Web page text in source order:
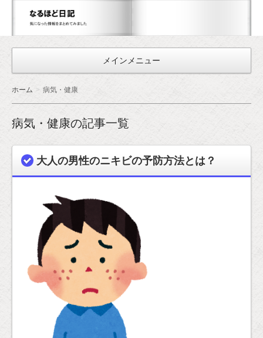
な
る
ほ
日
記
メインメニュー
ホーム 病気・健康
病気・健康の記事一覧
大人の男性のニキビの予防方法とは？